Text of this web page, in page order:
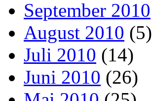
September 2010
August 2010 (5)
Juli 2010 (14)
Juni 2010 (26)